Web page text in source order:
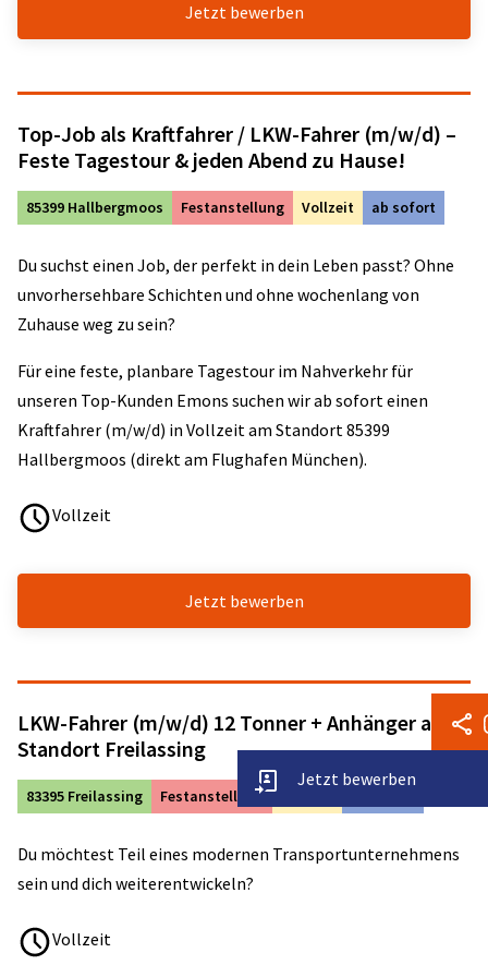
Jetzt bewerben
Jetzt bewerben
Top-Job als Kraftfahrer / LKW-Fahrer (m/w/d) –
Feste Tagestour & jeden Abend zu Hause!
85399 Hallbergmoos Festanstellung Vollzeit ab sofort
Du suchst einen Job, der perfekt in dein Leben passt? Ohne
unvorhersehbare Schichten und ohne wochenlang von
Zuhause weg zu sein?
Für eine feste, planbare Tagestour im Nahverkehr für
unseren Top-Kunden Emons suchen wir ab sofort einen
Kraftfahrer (m/w/d) in Vollzeit am Standort 85399
Hallbergmoos (direkt am Flughafen München).
Vollzeit
Jetzt bewerben
LKW-Fahrer (m/w/d) 12 Tonner + Anhänger ab
Standort Freilassing
83395 Freilassing Festanstellung
Du möchtest Teil eines modernen Transportunternehmens
sein und dich weiterentwickeln?
Vollzeit